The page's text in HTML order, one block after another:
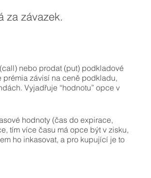
za závazek.
nebo prodat (put) podkladové
prémia závisí na ceně podkladu,
Vyjadřuje “hodnotu” opce v
hodnoty (čas do expirace,
tím více času má opce být v zisku,
ho inkasovat, a pro kupující je to